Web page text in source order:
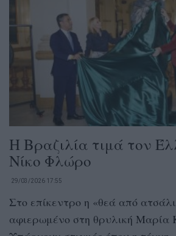
Η Βραζιλία τιμά τον
Νίκο Φλώρο
29/03/2026 17:55
Στο επίκεντρο η «θεά από
αφιερωμένο στη θρυλική Μαρία